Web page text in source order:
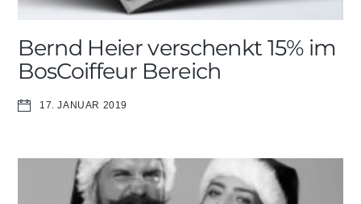
Bernd Heier verschenkt 15% im
BosCoiffeur Bereich
17. JANUAR 2019